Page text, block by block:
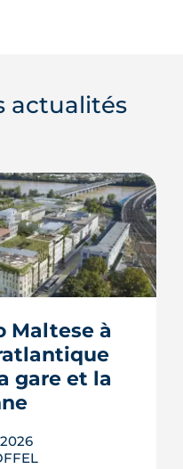
actualités
Maltese à
gare et la